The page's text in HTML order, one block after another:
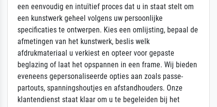
een eenvoudig en intuïtief proces dat u in staat stelt om
een kunstwerk geheel volgens uw persoonlijke
specificaties te ontwerpen. Kies een omlijsting, bepaal de
afmetingen van het kunstwerk, beslis welk
afdrukmateriaal u verkiest en opteer voor gepaste
beglazing of laat het opspannen in een frame. Wij bieden
eveneens gepersonaliseerde opties aan zoals passe-
partouts, spanningshoutjes en afstandhouders. Onze
klantendienst staat klaar om u te begeleiden bij het